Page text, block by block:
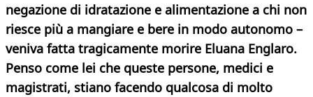
negazione di idratazione e alimentazione a chi non
riesce più a mangiare e bere in modo autonomo –
veniva fatta tragicamente morire Eluana Englaro.
Penso come lei che queste persone, medici e
magistrati, stiano facendo qualcosa di molto